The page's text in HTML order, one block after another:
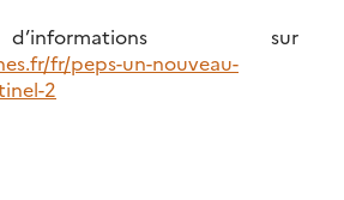
sur
fr/peps-un-nouveau-
2